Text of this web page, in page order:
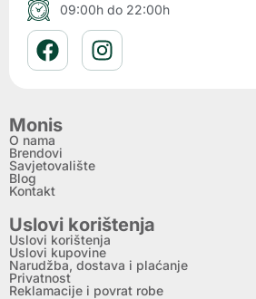
09:00h do 22:00h
Monis
O nama
Brendovi
Savjetovalište
Blog
Kontakt
Uslovi korištenja
Uslovi korištenja
Uslovi kupovine
Narudžba, dostava i plaćanje
Privatnost
Reklamacije i povrat robe